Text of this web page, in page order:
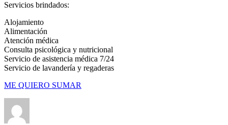
Servicios brindados:
Alojamiento
Alimentación
Atención médica
Consulta psicológica y nutricional
Servicio de asistencia médica 7/24
Servicio de lavandería y regaderas
ME QUIERO SUMAR